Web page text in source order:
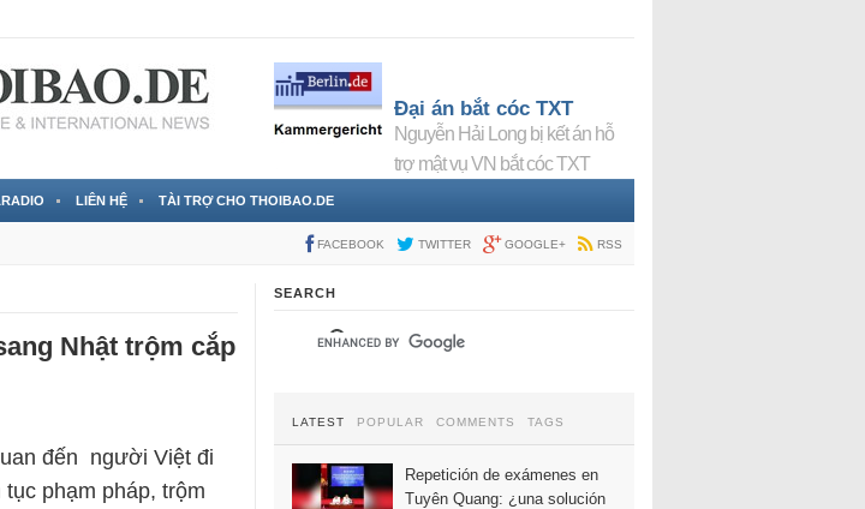
Đại án bắt cóc TXT
Nguyễn Hải Long bị kết án hỗ
trợ mật vụ VN bắt cóc TXT
LIÊN HỆ TÀI TRỢ CHO THOIBAO.DE
FACEBOOK TWITTER GOOGLE+ RSS
Nhật trộm cắp
đến người Việt đi
phạm pháp, trộm
SEARCH
LATEST POPULAR COMMENTS TAGS
Repetición de exámenes en
Tuyên Quang: ¿una solución